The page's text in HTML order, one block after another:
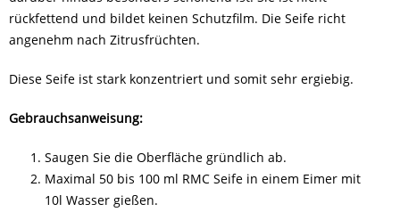
rückfettend und bildet keinen Schutzfilm. Die Seife richt
angenehm nach Zitrusfrüchten.
Diese Seife ist stark konzentriert und somit sehr ergiebig.
Gebrauchsanweisung:
Saugen Sie die Oberfläche gründlich ab.
Maximal 50 bis 100 ml RMC Seife in einem Eimer mit
10l Wasser gießen.